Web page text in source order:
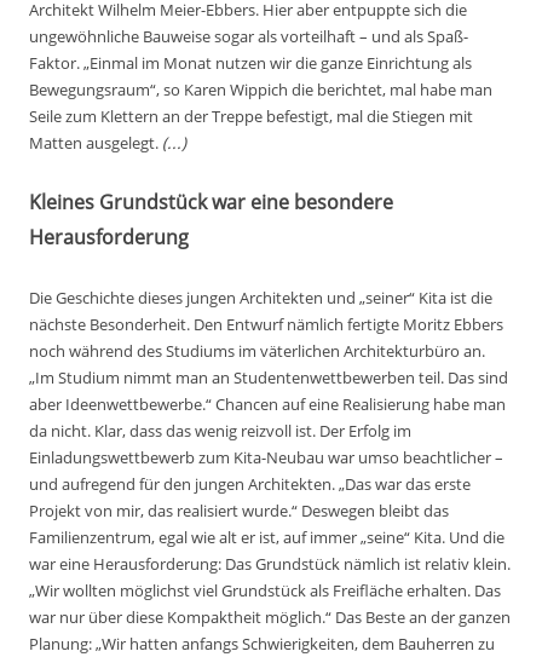
Architekt Wilhelm Meier-Ebbers. Hier aber entpuppte sich die
ungewöhnliche Bauweise sogar als vorteilhaft – und als Spaß-
Faktor. „Einmal im Monat nutzen wir die ganze Einrichtung als
Bewegungsraum“, so Karen Wippich die berichtet, mal habe man
Seile zum Klettern an der Treppe befestigt, mal die Stiegen mit
Matten ausgelegt. (...)
Kleines Grundstück war eine besondere
Herausforderung
Die Geschichte dieses jungen Architekten und „seiner“ Kita ist die
nächste Besonderheit. Den Entwurf nämlich fertigte Moritz Ebbers
noch während des Studiums im väterlichen Architekturbüro an.
„Im Studium nimmt man an Studentenwettbewerben teil. Das sind
aber Ideenwettbewerbe.“ Chancen auf eine Realisierung habe man
da nicht. Klar, dass das wenig reizvoll ist. Der Erfolg im
Einladungswettbewerb zum Kita-Neubau war umso beachtlicher –
und aufregend für den jungen Architekten. „Das war das erste
Projekt von mir, das realisiert wurde.“ Deswegen bleibt das
Familienzentrum, egal wie alt er ist, auf immer „seine“ Kita. Und die
war eine Herausforderung: Das Grundstück nämlich ist relativ klein.
„Wir wollten möglichst viel Grundstück als Freifläche erhalten. Das
war nur über diese Kompaktheit möglich.“ Das Beste an der ganzen
Planung: „Wir hatten anfangs Schwierigkeiten, dem Bauherren zu